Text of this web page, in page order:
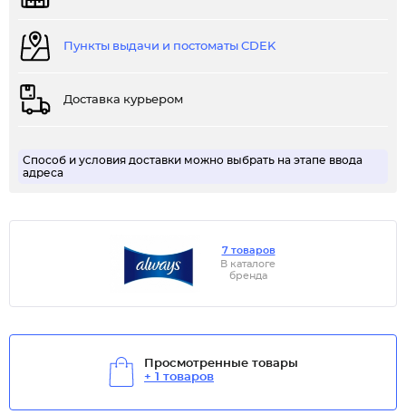
Пункты выдачи и постоматы CDEK
Доставка курьером
Способ и условия доставки можно выбрать на этапе ввода
адреса
7 товаров
В каталоге
бренда
Просмотренные товары
+ 1 товаров